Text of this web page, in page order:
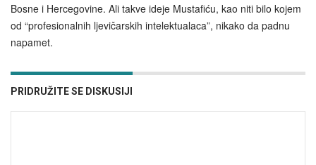
Bosne i Hercegovine. Ali takve ideje Mustafiću, kao niti bilo kojem
od “profesionalnih ljevičarskih intelektualaca”, nikako da padnu
napamet.
PRIDRUŽITE SE DISKUSIJI